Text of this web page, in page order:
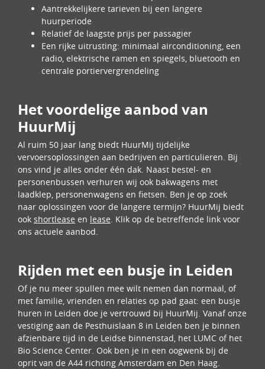
Aantrekkelijkere tarieven bij een langere
huurperiode
Relatief de laagste prijs per passagier
Een rijke uitrusting: minimaal airconditioning, een
radio, elektrische ramen en spiegels, bluetooth en
centrale portiervergrendeling
Het voordelige aanbod van
HuurMij
Al ruim 50 jaar lang biedt HuurMij tijdelijke
vervoersoplossingen aan bedrijven en particulieren. Bij
ons vind je alles onder één dak. Naast bestel- en
personenbussen verhuren wij ook bakwagens met
laadklep, personenwagens en fietsen. Ben je op zoek
naar oplossingen voor de langere termijn? HuurMij biedt
ook shortlease en lease . Klik op de betreffende link voor
ons actuele aanbod.
Rijden met een busje in Leiden
Of je nu meer spullen mee wilt nemen dan normaal, of
met familie, vrienden en relaties op pad gaat: een busje
huren in Leiden doe je vertrouwd bij HuurMij. Vanaf onze
vestiging aan de Pesthuislaan 8 in Leiden ben je binnen
afzienbare tijd in de Leidse binnenstad, het LUMC of het
Bio Science Center. Ook ben je in een oogwenk bij de
oprit van de A44 richting Amsterdam en Den Haag.